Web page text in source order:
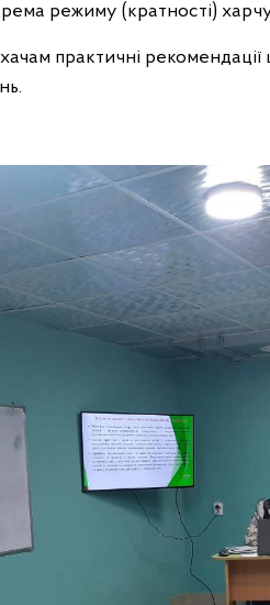
режиму (кратності)
практичні